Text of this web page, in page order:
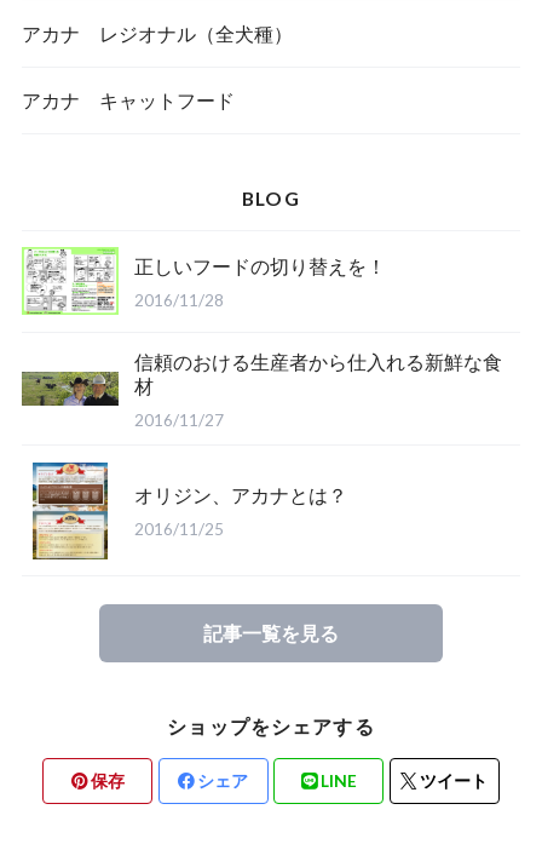
アカナ レジオナル（全犬種）
アカナ キャットフード
BLOG
正しいフードの切り替えを！
2016/11/28
信頼のおける生産者から仕入れる新鮮な食
材
2016/11/27
オリジン、アカナとは？
2016/11/25
記事一覧を見る
ショップをシェアする
保存 シェア LINE ツイート